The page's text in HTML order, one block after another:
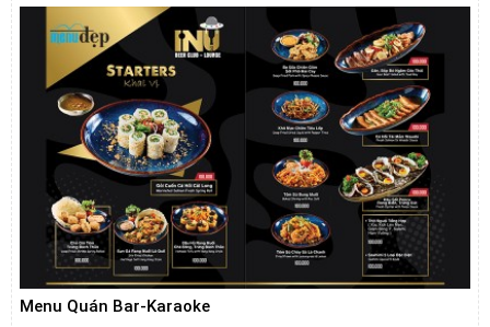
Menu Quán Bar-Karaoke